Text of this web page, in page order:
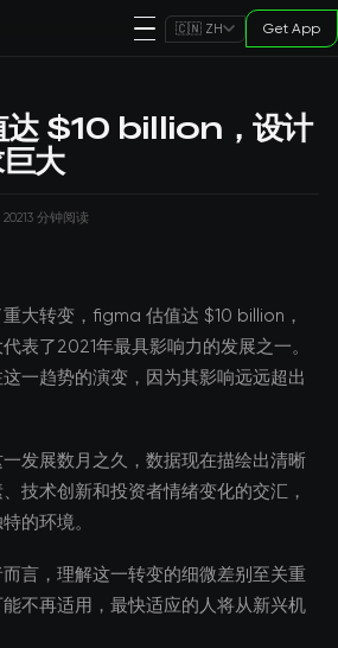
🇨🇳 ZH Get App
$10 billion，设计
大
3 分钟阅读
大转变，figma 估值达 $10 billion，
表了2021年最具影响力的发展之一。
一趋势的演变，因为其影响远远超出
发展数月之久，数据现在描绘出清晰
技术创新和投资者情绪变化的交汇，
的环境。
言，理解这一转变的细微差别至关重
不再适用，最快适应的人将从新兴机